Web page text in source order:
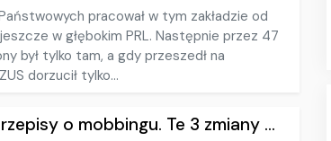
pracował w tym zakładzie od
w głębokim PRL. Następnie przez 47
był tylko tam, a gdy przeszedł na
dorzucił tylko...
o mobbingu. Te 3 zmiany ...